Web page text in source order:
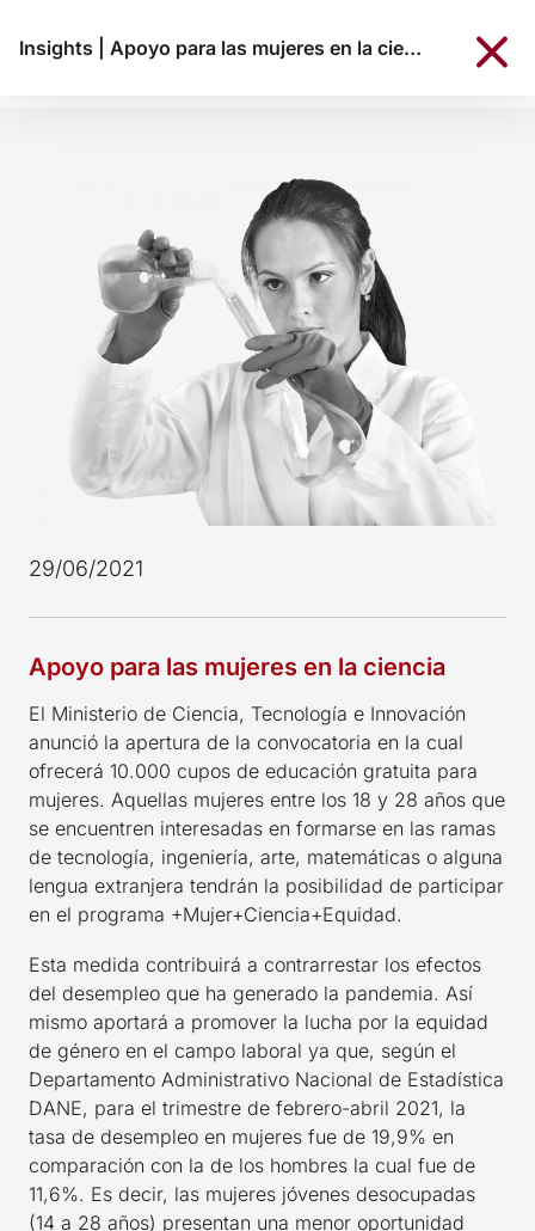
Insights Apoyo para las mujeres en la ciencia
29/06/2021
Apoyo para las mujeres en la ciencia
El Ministerio de Ciencia, Tecnología e Innovación
anunció la apertura de la convocatoria en la cual
ofrecerá 10.000 cupos de educación gratuita para
mujeres. Aquellas mujeres entre los 18 y 28 años que
se encuentren interesadas en formarse en las ramas
de tecnología, ingeniería, arte, matemáticas o alguna
lengua extranjera tendrán la posibilidad de participar
en el programa +Mujer+Ciencia+Equidad.
Esta medida contribuirá a contrarrestar los efectos
del desempleo que ha generado la pandemia. Así
mismo aportará a promover la lucha por la equidad
de género en el campo laboral ya que, según el
Departamento Administrativo Nacional de Estadística
DANE, para el trimestre de febrero-abril 2021, la
tasa de desempleo en mujeres fue de 19,9% en
comparación con la de los hombres la cual fue de
11,6%. Es decir, las mujeres jóvenes desocupadas
(14 a 28 años) presentan una menor oportunidad